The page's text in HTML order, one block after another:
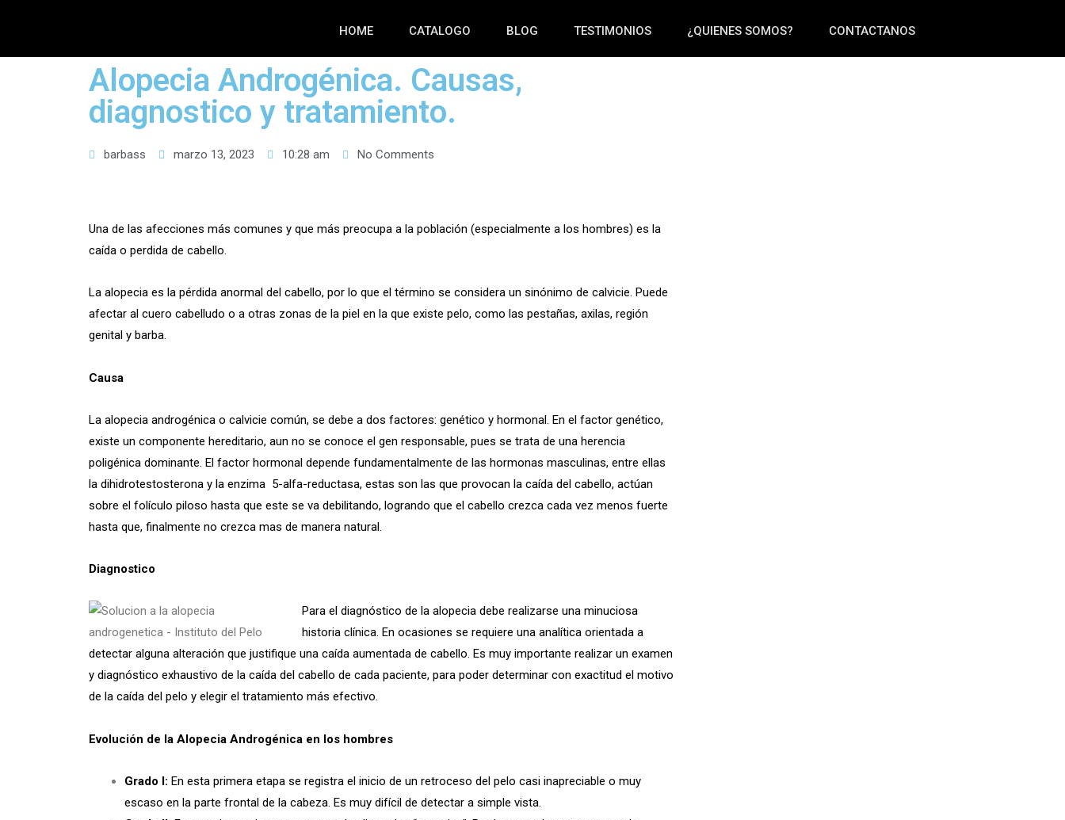
HOME CATALOGO BLOG TESTIMONIOS ¿QUIENES SOMOS? CONTACTANOS
Alopecia Androgénica. Causas,
diagnostico y tratamiento.
barbass marzo 13, 2023 10:28 am No Comments
Una de las afecciones más comunes y que más preocupa a la población (especialmente a los hombres) es la
caída o perdida de cabello.
La alopecia es la pérdida anormal del cabello, por lo que el término se considera un sinónimo de calvicie. Puede
afectar al cuero cabelludo o a otras zonas de la piel en la que existe pelo, como las pestañas, axilas, región
genital y barba.
Causa
La alopecia androgénica o calvicie común, se debe a dos factores: genético y hormonal. En el factor genético,
existe un componente hereditario, aun no se conoce el gen responsable, pues se trata de una herencia
poligénica dominante. El factor hormonal depende fundamentalmente de las hormonas masculinas, entre ellas
la dihidrotestosterona y la enzima 5-alfa-reductasa, estas son las que provocan la caída del cabello, actúan
sobre el folículo piloso hasta que este se va debilitando, logrando que el cabello crezca cada vez menos fuerte
hasta que, finalmente no crezca mas de manera natural.
Diagnostico
Para el diagnóstico de la alopecia debe realizarse una minuciosa
historia clínica. En ocasiones se requiere una analítica orientada a
detectar alguna alteración que justifique una caída aumentada de cabello. Es muy importante realizar un examen
y diagnóstico exhaustivo de la caída del cabello de cada paciente, para poder determinar con exactitud el motivo
de la caída del pelo y elegir el tratamiento más efectivo.
Evolución de la Alopecia Androgénica en los hombres
Grado I: En esta primera etapa se registra el inicio de un retroceso del pelo casi inapreciable o muy
escaso en la parte frontal de la cabeza. Es muy difícil de detectar a simple vista.